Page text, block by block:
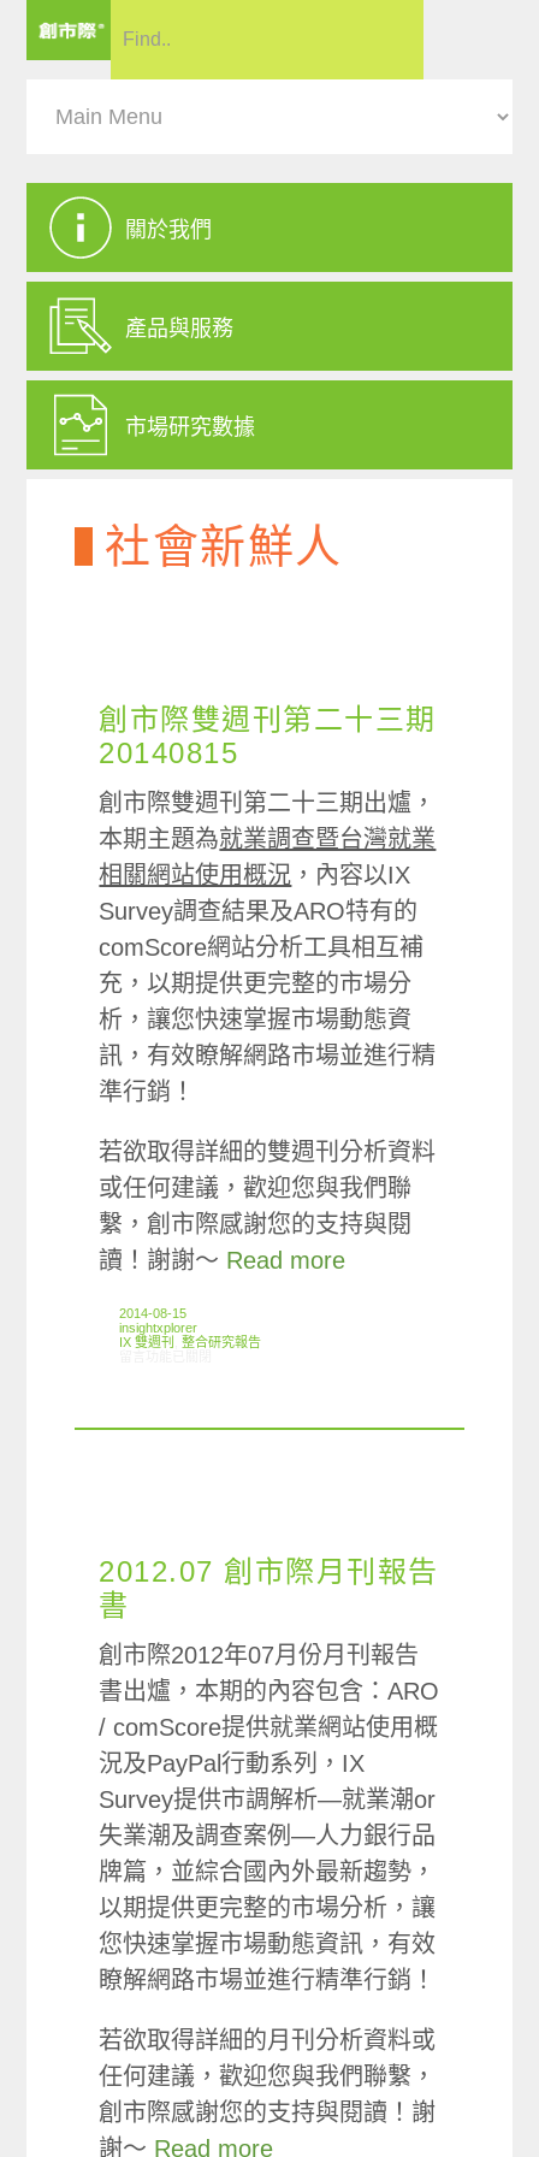
關於我們
產品與服務
市場研究數據
社會新鮮人
創市際雙週刊第二十三期
20140815
創市際雙週刊第二十三期出爐，
本期主題為就業調查暨台灣就業
相關網站使用概況 ，內容以IX
Survey調查結果及ARO特有的
comScore網站分析工具相互補
充，以期提供更完整的市場分
析，讓您快速掌握市場動態資
訊，有效瞭解網路市場並進行精
準行銷！
若欲取得詳細的雙週刊分析資料
或任何建議，歡迎您與我們聯
繫，創市際感謝您的支持與閱
讀！謝謝～ Read more
2014-08-15
insightxplorer
IX 雙週刊
,整合研究報告
2012.07 創市際月刊報告
書
創市際2012年07月份月刊報告
書出爐，本期的內容包含：ARO
/ comScore提供就業網站使用概
況及PayPal行動系列，IX
Survey提供市調解析—就業潮or
失業潮及調查案例—人力銀行品
牌篇，並綜合國內外最新趨勢，
以期提供更完整的市場分析，讓
您快速掌握市場動態資訊，有效
瞭解網路市場並進行精準行銷！
若欲取得詳細的月刊分析資料或
任何建議，歡迎您與我們聯繫，
創市際感謝您的支持與閱讀！謝
謝～ Read more